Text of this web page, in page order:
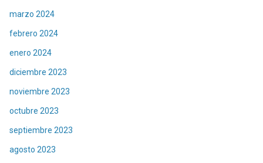
marzo 2024
febrero 2024
enero 2024
diciembre 2023
noviembre 2023
octubre 2023
septiembre 2023
agosto 2023